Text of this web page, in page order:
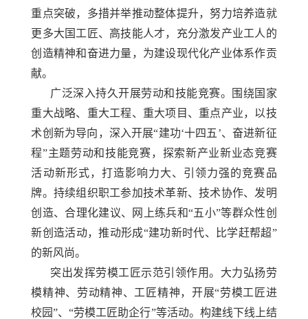
重点突破，多措并举推动整体提升，努力培养造就
更多大国工匠、高技能人才，充分激发产业工人的
创造精神和奋进力量，为建设现代化产业体系作贡
献。
广泛深入持久开展劳动和技能竞赛。围绕国家
重大战略、重大工程、重大项目、重点产业，以技
术创新为导向，深入开展“建功‘十四五’、奋进新征
程”主题劳动和技能竞赛，探索新产业新业态竞赛
活动新形式，打造影响力大、引领力强的竞赛品
牌。持续组织职工参加技术革新、技术协作、发明
创造、合理化建议、网上练兵和“五小”等群众性创
新创造活动，推动形成“建功新时代、比学赶帮超”
的新风尚。
突出发挥劳模工匠示范引领作用。大力弘扬劳
模精神、劳动精神、工匠精神，开展“劳模工匠进
校园”、“劳模工匠助企行”等活动。构建线下线上结